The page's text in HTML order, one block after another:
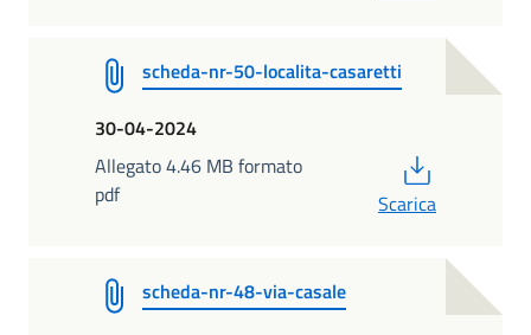
scheda-nr-50-localita-casaretti
30-04-2024
Allegato 4.46 MB formato
pdf
Scarica
scheda-nr-48-via-casale